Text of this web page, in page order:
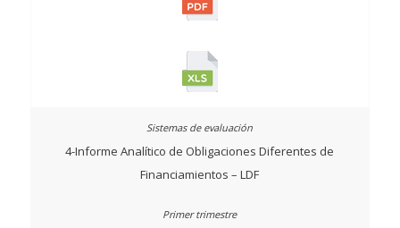
4-Informe Analítico de Obligaciones Diferentes de
Financiamientos – LDF